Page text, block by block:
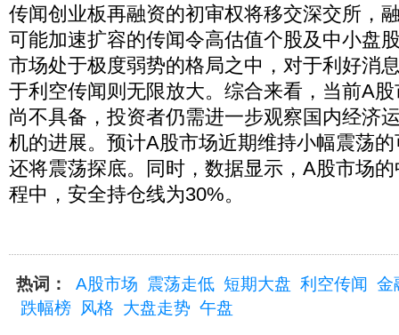
传闻创业板再融资的初审权将移交深交所，
可能加速扩容的传闻令高估值个股及中小盘
市场处于极度弱势的格局之中，对于利好消
于利空传闻则无限放大。综合来看，当前A
尚不具备，投资者仍需进一步观察国内经济
机的进展。预计A股市场近期维持小幅震荡
还将震荡探底。同时，数据显示，A股市场
程中，安全持仓线为30%。
热词： A股市场 震荡走低 短期大盘 利空传闻
金
跌幅榜 风格 大盘走势 午盘